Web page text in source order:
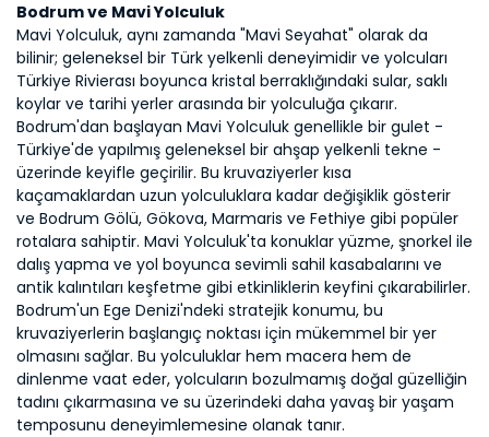
Bodrum ve Mavi Yolculuk
Mavi Yolculuk, aynı zamanda "Mavi Seyahat" olarak da
bilinir; geleneksel bir Türk yelkenli deneyimidir ve yolcuları
Türkiye Rivierası boyunca kristal berraklığındaki sular, saklı
koylar ve tarihi yerler arasında bir yolculuğa çıkarır.
Bodrum'dan başlayan Mavi Yolculuk genellikle bir gulet -
Türkiye'de yapılmış geleneksel bir ahşap yelkenli tekne -
üzerinde keyifle geçirilir. Bu kruvaziyerler kısa
kaçamaklardan uzun yolculuklara kadar değişiklik gösterir
ve Bodrum Gölü, Gökova, Marmaris ve Fethiye gibi popüler
rotalara sahiptir. Mavi Yolculuk'ta konuklar yüzme, şnorkel ile
dalış yapma ve yol boyunca sevimli sahil kasabalarını ve
antik kalıntıları keşfetme gibi etkinliklerin keyfini çıkarabilirler.
Bodrum'un Ege Denizi'ndeki stratejik konumu, bu
kruvaziyerlerin başlangıç noktası için mükemmel bir yer
olmasını sağlar. Bu yolculuklar hem macera hem de
dinlenme vaat eder, yolcuların bozulmamış doğal güzelliğin
tadını çıkarmasına ve su üzerindeki daha yavaş bir yaşam
temposunu deneyimlemesine olanak tanır.